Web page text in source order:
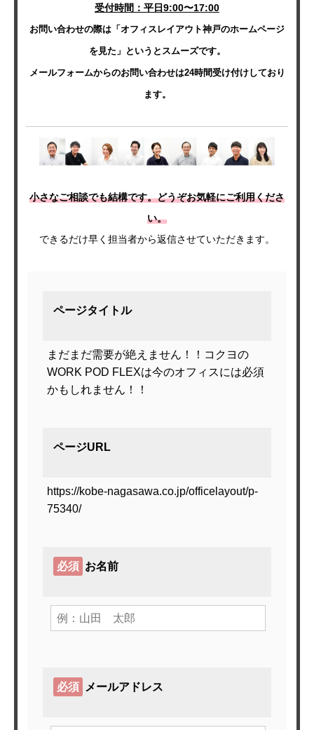
受付時間：平日9:00〜17:00
お問い合わせの際は「オフィスレイアウト神戸のホームページ
を見た」というとスムーズです。
メールフォームからのお問い合わせは24時間受け付けしており
ます。
小さなご相談でも結構です。どうぞお気軽にご利用くださ
い。
できるだけ早く担当者から返信させていただきます。
ページタイトル
まだまだ需要が絶えません！！コクヨの
WORK POD FLEXは今のオフィスには必須
かもしれません！！
ページURL
https://kobe-nagasawa.co.jp/officelayout/p-
75340/
必須 お名前
必須 メールアドレス